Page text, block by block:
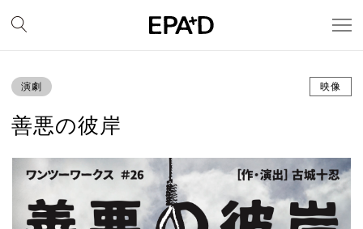
演劇 映像
善悪の彼岸